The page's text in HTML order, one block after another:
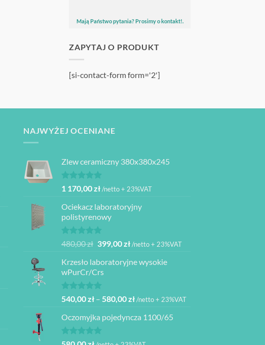
Mają Państwo pytania? Prosimy o kontakt!.
ZAPYTAJ O PRODUKT
[si-contact-form form='2']
NAJWYŻEJ OCENIANE
Zlew ceramiczny 380x380x245
Oceniono
na 5
1 170,00zł/netto + 23%VAT
Ociekacz laboratoryjny
polistyrenowy
Oceniono
na 5
480,00zł Pierwotna
wynosiła:
480,00 zł.
399,00złAktualna
wynosi:
/netto + 23%VAT
Krzesło laboratoryjne wysokie
wPurCr/Crs
Oceniono
na 5
540,00zł – 580,00złZakres
od
do
/netto + 23%VAT
Oczomyjka pojedyncza 1100/65
Oceniono